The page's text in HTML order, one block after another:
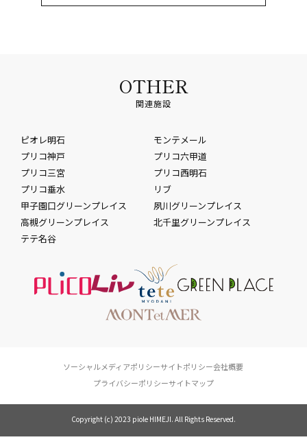
OTHER
関連施設
ピオレ明石
モンテメール
プリコ神戸
プリコ六甲道
プリコ三宮
プリコ西明石
プリコ垂水
リブ
甲子園口グリーンプレイス
夙川グリーンプレイス
高槻グリーンプレイス
北千里グリーンプレイス
テテ名谷
ソーシャルメディアポリシーサイトポリシー会社概要
プライバシーポリシーサイトマップ
Copyright (c) 2023 piole HIMEJI. All Rights Reserved.